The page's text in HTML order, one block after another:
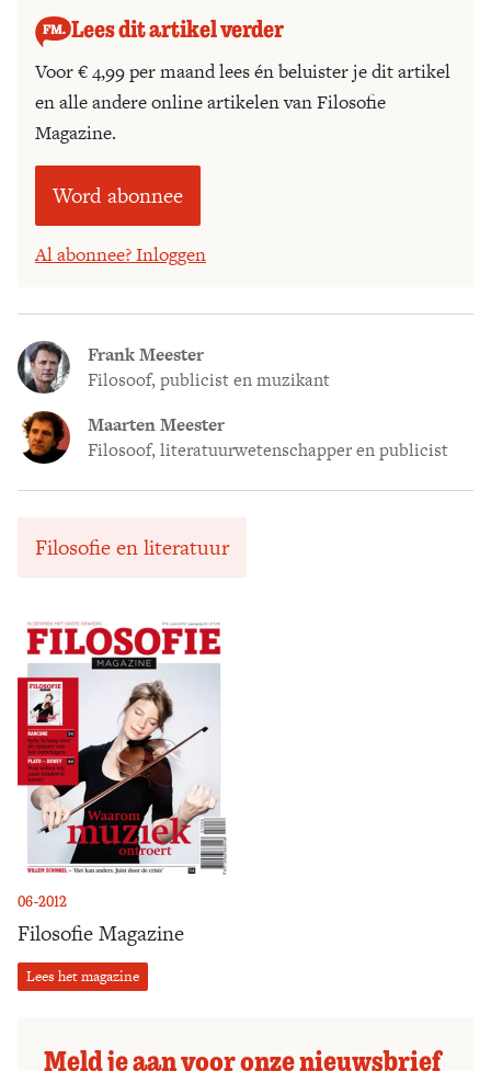
06-2012
Filosofie Magazine
Lees het magazine
Lees dit artikel verder
Voor € 4,99 per maand lees én beluister je dit artikel
en alle andere online artikelen van Filosofie
Magazine.
Word abonnee
Al abonnee? Inloggen
Frank Meester
Filosoof, publicist en muzikant
Maarten Meester
Filosoof, literatuurwetenschapper en publicist
Filosofie en literatuur
Meld je aan voor onze nieuwsbrief